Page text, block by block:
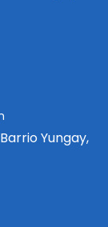
Yungay,